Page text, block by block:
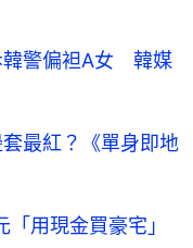
警偏袒A女 韓媒
最紅？《單身即地
用現金買豪宅」